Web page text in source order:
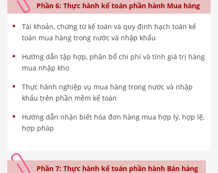
Phần 6: Thực hành kế toán phần hành Mua hàng
Tài khoản, chứng từ kế toán và quy định hạch toán kế
toán mua hàng trong nước và nhập khẩu
Hướng dẫn tập hợp, phân bổ chi phí và tính giá trị hàng
mua nhập kho
Thực hành nghiệp vụ mua hàng trong nước và nhập
khẩu trên phần mềm kế toán
Hướng dẫn nhận biết hóa đơn hàng mua hợp lý, hợp lệ,
hợp pháp
Phần 7: Thực hành kế toán phần hành Bán hàng